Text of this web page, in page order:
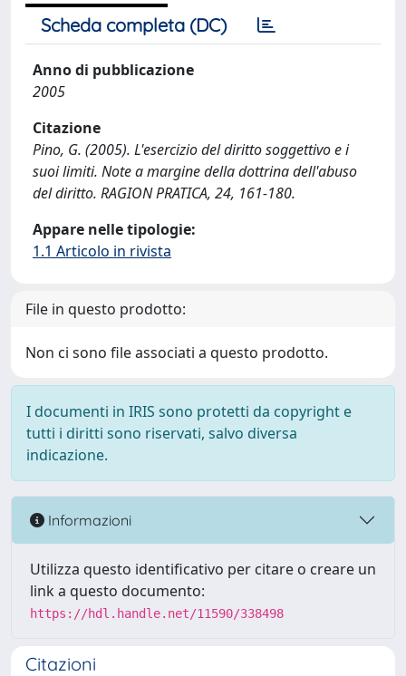
Scheda completa (DC)
Anno di pubblicazione
2005
Citazione
Pino, G. (2005). L'esercizio del diritto soggettivo e i
suoi limiti. Note a margine della dottrina dell'abuso
del diritto. RAGION PRATICA, 24, 161-180.
Appare nelle tipologie:
1.1 Articolo in rivista
File in questo prodotto:
Non ci sono file associati a questo prodotto.
I documenti in IRIS sono protetti da copyright e
tutti i diritti sono riservati, salvo diversa
indicazione.
Informazioni
Utilizza questo identificativo per citare o creare un
link a questo documento:
https://hdl.handle.net/11590/338498
Citazioni